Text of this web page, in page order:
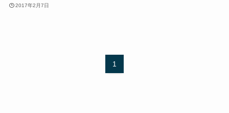
2017年2月7日
1